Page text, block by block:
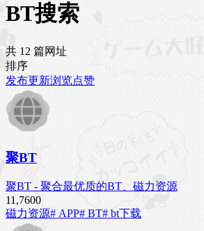
BT搜索
共 12 篇网址
排序
发布更新浏览点赞
聚BT
聚BT - 聚合最优质的BT、磁力资源
11,7600
磁力资源# APP# BT# bt下载